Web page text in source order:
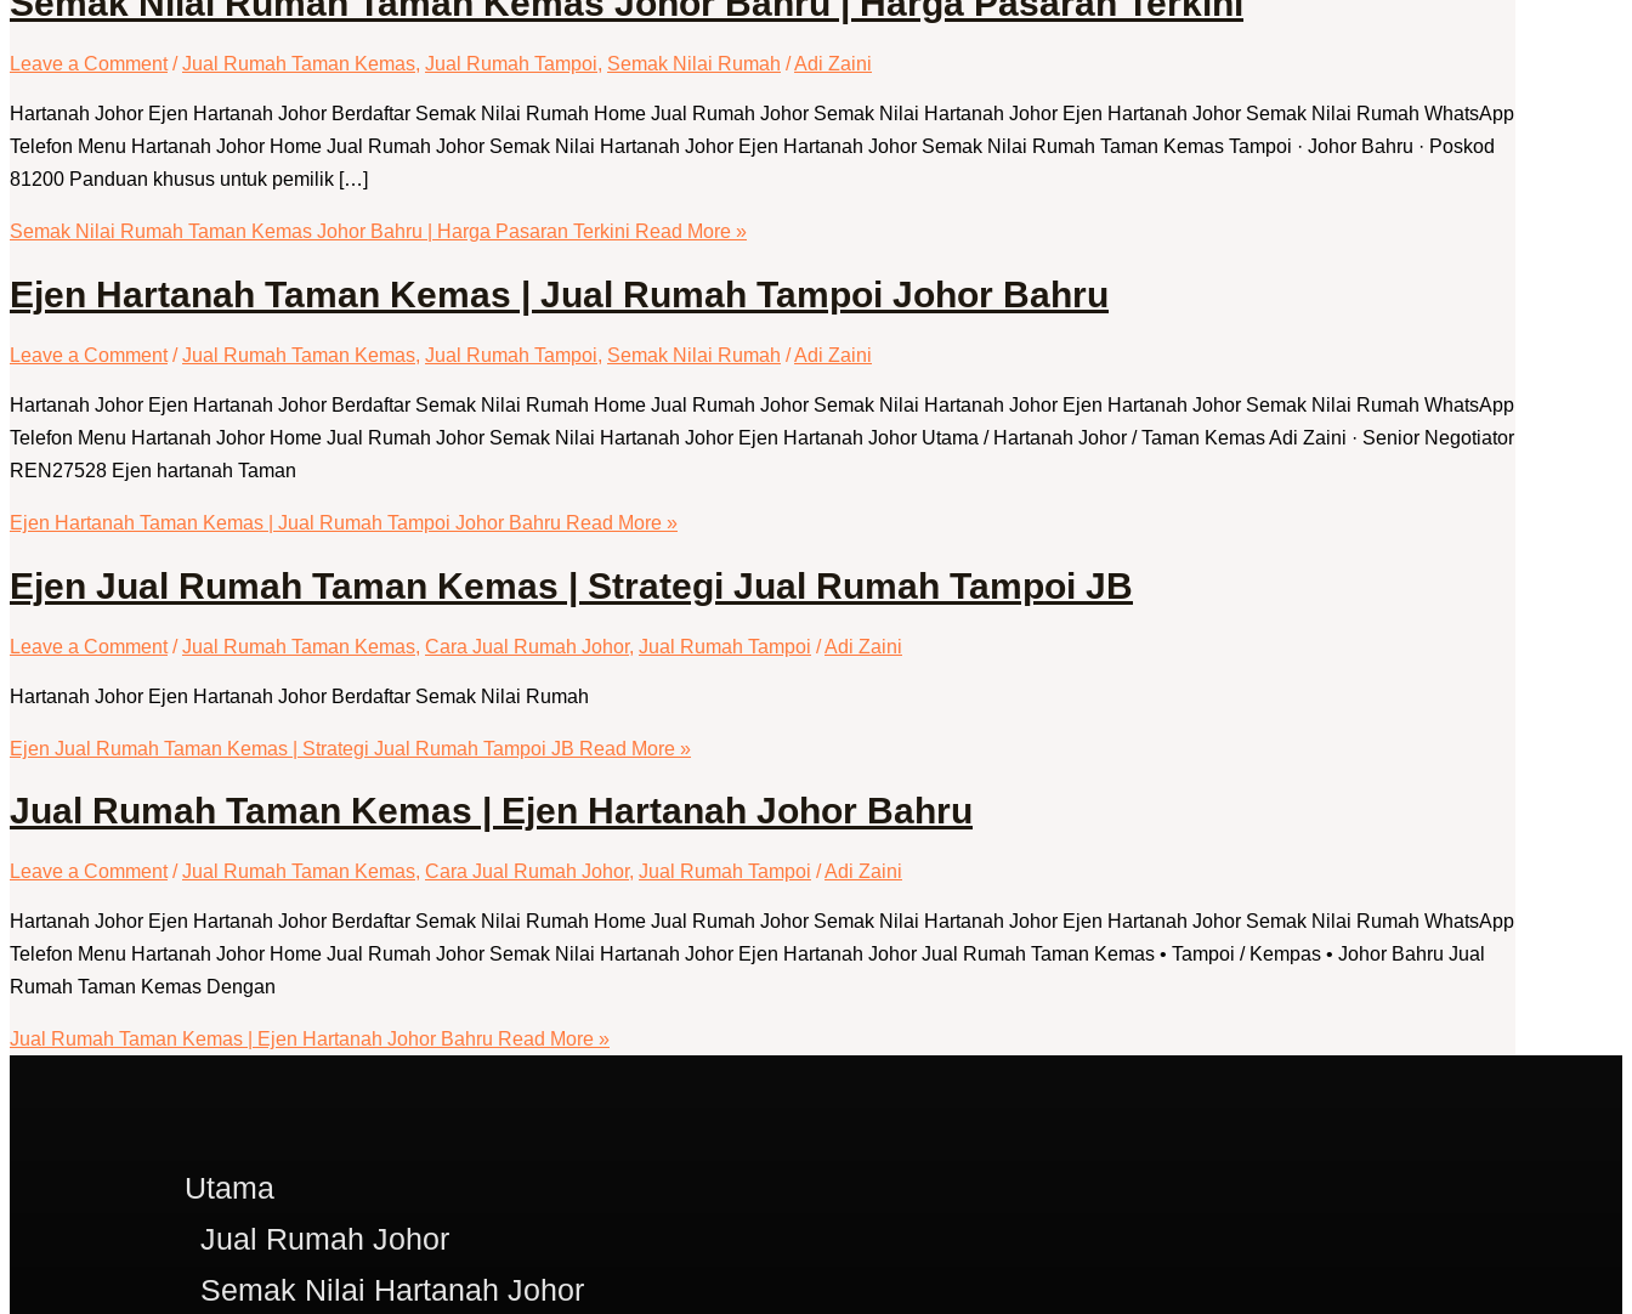
Leave a Comment /Jual Rumah Taman Kemas, Jual Rumah Tampoi, Semak Nilai Rumah /Adi Zaini
Hartanah Johor Ejen Hartanah Johor Berdaftar Semak Nilai Rumah Home Jual Rumah Johor Semak Nilai Hartanah Johor Ejen Hartanah Johor Semak Nilai Rumah WhatsApp
Telefon Menu Hartanah Johor Home Jual Rumah Johor Semak Nilai Hartanah Johor Ejen Hartanah Johor Semak Nilai Rumah Taman Kemas Tampoi · Johor Bahru · Poskod
81200 Panduan khusus untuk pemilik […]
Semak Nilai Rumah Taman Kemas Johor Bahru | Harga Pasaran Terkini Read More »
Ejen Hartanah Taman Kemas | Jual Rumah Tampoi Johor Bahru
Leave a Comment /Jual Rumah Taman Kemas, Jual Rumah Tampoi, Semak Nilai Rumah /Adi Zaini
Hartanah Johor Ejen Hartanah Johor Berdaftar Semak Nilai Rumah Home Jual Rumah Johor Semak Nilai Hartanah Johor Ejen Hartanah Johor Semak Nilai Rumah WhatsApp
Telefon Menu Hartanah Johor Home Jual Rumah Johor Semak Nilai Hartanah Johor Ejen Hartanah Johor Utama / Hartanah Johor / Taman Kemas Adi Zaini · Senior Negotiator
REN27528 Ejen hartanah Taman
Ejen Hartanah Taman Kemas | Jual Rumah Tampoi Johor Bahru Read More »
Ejen Jual Rumah Taman Kemas | Strategi Jual Rumah Tampoi JB
Leave a Comment /Jual Rumah Taman Kemas, Cara Jual Rumah Johor, Jual Rumah Tampoi /Adi Zaini
Hartanah Johor Ejen Hartanah Johor Berdaftar Semak Nilai Rumah
Ejen Jual Rumah Taman Kemas | Strategi Jual Rumah Tampoi JB Read More »
Jual Rumah Taman Kemas | Ejen Hartanah Johor Bahru
Leave a Comment /Jual Rumah Taman Kemas, Cara Jual Rumah Johor, Jual Rumah Tampoi /Adi Zaini
Hartanah Johor Ejen Hartanah Johor Berdaftar Semak Nilai Rumah Home Jual Rumah Johor Semak Nilai Hartanah Johor Ejen Hartanah Johor Semak Nilai Rumah WhatsApp
Telefon Menu Hartanah Johor Home Jual Rumah Johor Semak Nilai Hartanah Johor Ejen Hartanah Johor Jual Rumah Taman Kemas • Tampoi / Kempas • Johor Bahru Jual
Rumah Taman Kemas Dengan
Jual Rumah Taman Kemas | Ejen Hartanah Johor Bahru Read More »
Utama
Jual Rumah Johor
Semak Nilai Hartanah Johor